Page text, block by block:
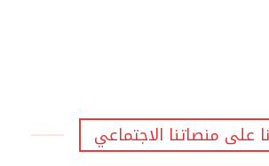
على منصاتنا الاجتماعي